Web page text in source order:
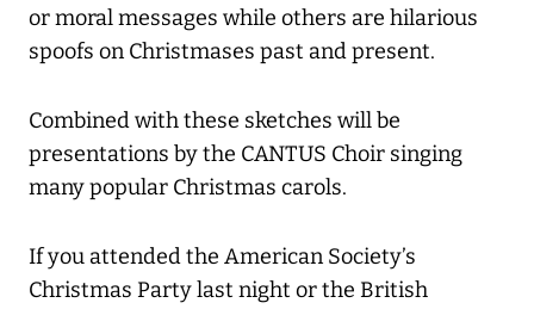
or moral messages while others are hilarious
spoofs on Christmases past and present.
Combined with these sketches will be
presentations by the CANTUS Choir singing
many popular Christmas carols.
If you attended the American Society’s
Christmas Party last night or the British